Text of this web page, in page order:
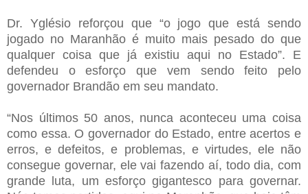
Dr. Yglésio reforçou que “o jogo que está sendo
jogado no Maranhão é muito mais pesado do que
qualquer coisa que já existiu aqui no Estado”. E
defendeu o esforço que vem sendo feito pelo
governador Brandão em seu mandato.
“Nos últimos 50 anos, nunca aconteceu uma coisa
como essa. O governador do Estado, entre acertos e
erros, e defeitos, e problemas, e virtudes, ele não
consegue governar, ele vai fazendo aí, todo dia, com
grande luta, um esforço gigantesco para governar.